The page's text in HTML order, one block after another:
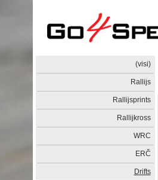
(visi)
Rallijs
Rallijsprints
Rallijkross
WRC
ERČ
Drifts